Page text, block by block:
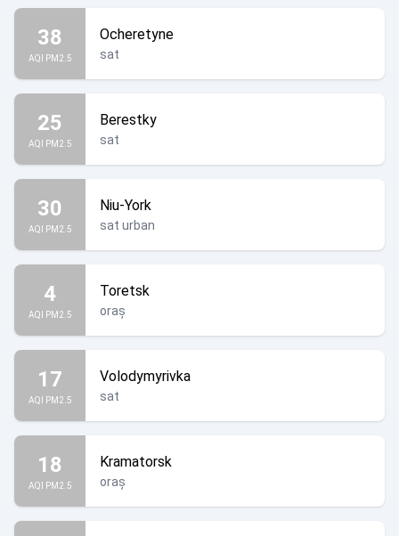
38
AQI PM2.5
Ocheretyne
sat
25
AQI PM2.5
Berestky
sat
30
AQI PM2.5
Niu-York
sat urban
4
AQI PM2.5
Toretsk
oraș
17
AQI PM2.5
Volodymyrivka
sat
18
AQI PM2.5
Kramatorsk
oraș